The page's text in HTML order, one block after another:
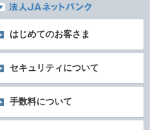
はじめてのお客さま
セキュリティについて
手数料について